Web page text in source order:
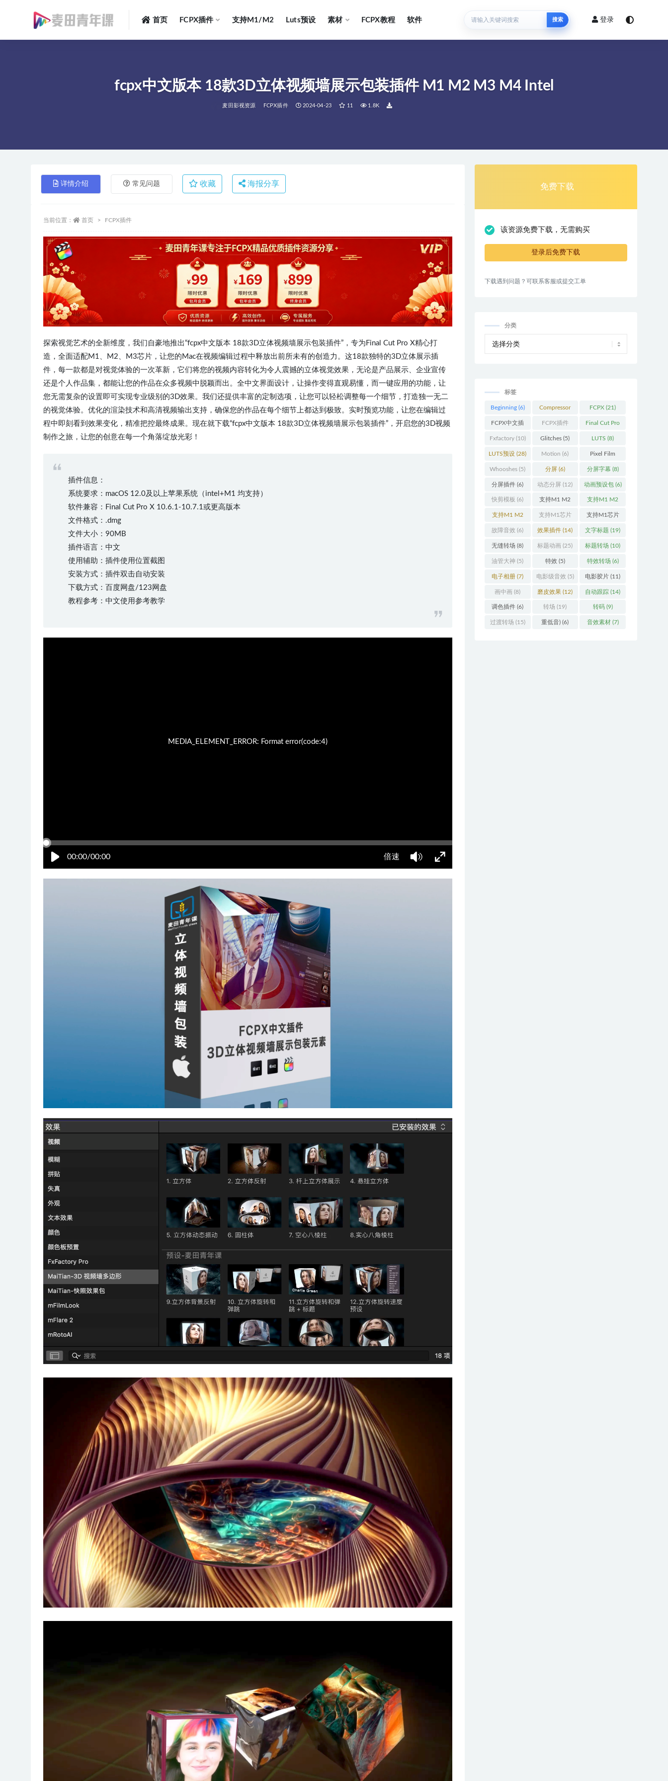
首页 FCPX插件 支持M1/M2 Luts预设 素材 FCPX教程 软件 搜索 登录
fcpx中文版本 18款3D立体视频墙展示包装插件 M1 M2 M3 M4 Intel
麦田影视资源 FCPX插件 2024-04-23 11 1.8K
详情介绍 常见问题 收藏 海报分享
当前位置： 首页 FCPX插件
探索视觉艺术的全新维度，我们自豪地推出“fcpx中文版本 18款3D立体视频墙展示包装插件”，专为Final Cut Pro X精心打
造，全面适配M1、M2、M3芯片，让您的Mac在视频编辑过程中释放出前所未有的创造力。这18款独特的3D立体展示插
件，每一款都是对视觉体验的一次革新，它们将您的视频内容转化为令人震撼的立体视觉效果，无论是产品展示、企业宣传
还是个人作品集，都能让您的作品在众多视频中脱颖而出。全中文界面设计，让操作变得直观易懂，而一键应用的功能，让
您无需复杂的设置即可实现专业级别的3D效果。我们还提供丰富的定制选项，让您可以轻松调整每一个细节，打造独一无二
的视觉体验。优化的渲染技术和高清视频输出支持，确保您的作品在每个细节上都达到极致。实时预览功能，让您在编辑过
程中即刻看到效果变化，精准把控最终成果。现在就下载“fcpx中文版本 18款3D立体视频墙展示包装插件”，开启您的3D视频
制作之旅，让您的创意在每一个角落绽放光彩！
插件信息：
系统要求：macOS 12.0及以上苹果系统（intel+M1 均支持）
软件兼容：Final Cut Pro X 10.6.1-10.7.1或更高版本
文件格式：.dmg
文件大小：90MB
插件语言：中文
使用辅助：插件使用位置截图
安装方式：插件双击自动安装
下载方式：百度网盘/123网盘
教程参考：中文使用参考教学
00:00/00:00 倍速
MEDIA_ELEMENT_ERROR: Format error(code:4)
免费下载
该资源免费下载，无需购买
登录后免费下载
下载遇到问题？可联系客服或提交工单
分类
标签
Beginning(6) Compressor
(9)
FCPX (21)
FCPX中文插
件(26)
FCPX插件
(109)
Final Cut Pro
(13)
Fxfactory(10) Glitches (5) LUTS (8)
LUTS预设 (28) Motion (6) Pixel Film
Studios(11)
Whooshes (5) 分屏(6) 分屏字幕 (8)
分屏插件 (6) 动态分屏 (12) 动画预设包(6)
快剪模板 (6) 支持M1 M2
(18)
支持M1 M2
M3(25)
支持M1 M2
M3 M4(25)
支持M1芯片
(5)
支持M1芯片
fcpx插件
(460)
故障音效 (6) 效果插件 (14) 文字标题 (19)
无缝转场 (8) 标题动画 (25) 标题转场 (10)
油管大神 (5) 特效 (5) 特效转场 (6)
电子相册 (7) 电影级音效 (5) 电影胶片 (11)
画中画 (8) 磨皮效果 (12) 自动跟踪 (14)
调色插件 (6) 转场 (19) 转码(9)
过渡转场 (15) 重低音) (6) 音效素材(7)